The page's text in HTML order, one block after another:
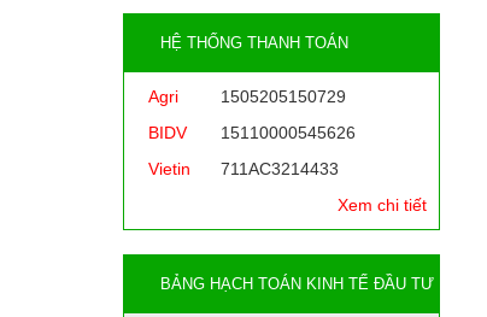
HỆ THỐNG THANH TOÁN
Agri
1505205150729
BIDV
15110000545626
Vietin
711AC3214433
Xem chi tiết
BẢNG HẠCH TOÁN KINH TẾ ĐẦU TƯ